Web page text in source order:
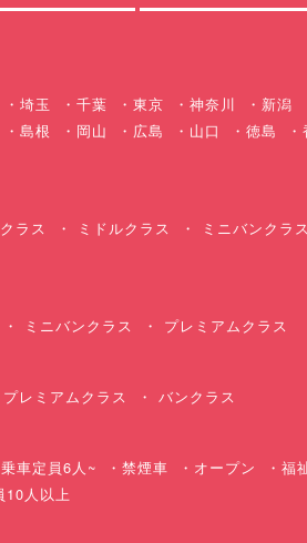
埼玉 千葉 東京 神奈川 新潟
島根 岡山 広島 山口 徳島
ラス ミドルクラス ミニバンクラス
ミニバンクラス プレミアムクラス
プレミアムクラス バンクラス
乗車定員6人~ 禁煙車 オープン 福
10人以上